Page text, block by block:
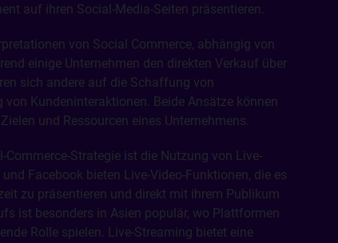
auf ihren Social-Media-Seiten präsentieren.
von Social Commerce, abhängig von
einige Unternehmen den direkten Verkauf über
sich andere auf die Schaffung von
Kundeninteraktionen. Beide Ansätze können
und Ressourcen eines Unternehmens.
Strategie ist die Nutzung von Live-
Facebook bieten Live-Video-Funktionen, die es
zu präsentieren und direkt mit ihrem Publikum
ist besonders in Asien populär, wo Plattformen
Rolle spielen. Live-Streaming bietet eine